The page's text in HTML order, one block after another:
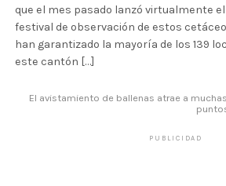
que el mes pasado lanzó virtualmente
festival de observación de estos
han garantizado la mayoría de los 139
este cantón […]
El avistamiento de ballenas atrae a
PUBLICIDAD